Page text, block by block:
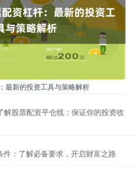
最新的投资工具与策略解析
解股票配资平仓线：保证你的投资收
：了解必备要求，开启财富之路